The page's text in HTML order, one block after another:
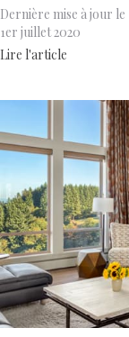
Dernière mise à jour le
1er juillet 2020
Lire l'article